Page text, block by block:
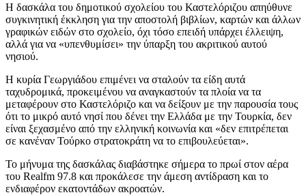
Η δασκάλα του δημοτικού σχολείου του Καστελόριζου απηύθυνε
συγκινητική έκκληση για την αποστολή βιβλίων, καρτών και άλλων
γραφικών ειδών στο σχολείο, όχι τόσο επειδή υπάρχει έλλειψη,
αλλά για να «υπενθυμίσει» την ύπαρξη του ακριτικού αυτού
νησιού.
Η κυρία Γεωργιάδου επιμένει να σταλούν τα είδη αυτά
ταχυδρομικά, προκειμένου να αναγκαστούν τα πλοία να τα
μεταφέρουν στο Καστελόριζο και να δείξουν με την παρουσία τους
ότι το μικρό αυτό νησί που δένει την Ελλάδα με την Τουρκία, δεν
είναι ξεχασμένο από την ελληνική κοινωνία και «δεν επιτρέπεται
σε κανέναν Τούρκο στρατοκράτη να το επιβουλεύεται».
Το μήνυμα της δασκάλας διαβάστηκε σήμερα το πρωί στον αέρα
του Realfm 97.8 και προκάλεσε την άμεση αντίδραση και το
ενδιαφέρον εκατοντάδων ακροατών.